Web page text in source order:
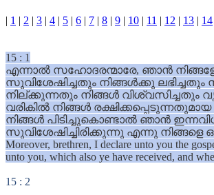
| 1 | 2 | 3 | 4 | 5 | 6 | 7 | 8 | 9 | 10 | 11 | 12 | 13 | 14
15 : 1
എന്നാൽ സഹോദരന്മാരേ, ഞാൻ
സുവിശേഷിച്ചതും നിങ്ങൾക്കു ലഭിച്ചതും
നില്ക്കുന്നതും നിങ്ങൾ വിശ്വസിച്ചതും
വരികിൽ നിങ്ങൾ
നിങ്ങൾ പിടിച്ചുകൊണ്ടാൽ ഞാൻ
സുവിശേഷിച്ചിരിക്കുന്നു എന്നു നിങ്ങളെ
Moreover, brethren, I declare unto you the
unto you, which also ye have received, and
15 : 2